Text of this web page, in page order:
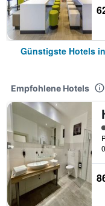
Günstigste Hotels
Empfohlene Hotels